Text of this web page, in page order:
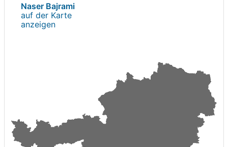
Naser Bajrami
auf der Karte
anzeigen